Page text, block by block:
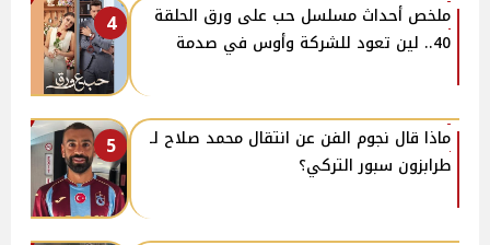
4
ملخص أحداث مسلسل حب على ورق الحلقة
40.. لين تعود للشركة وأوس في صدمة
5
ماذا قال نجوم الفن عن انتقال محمد صلاح لـ
طرابزون سبور التركي؟